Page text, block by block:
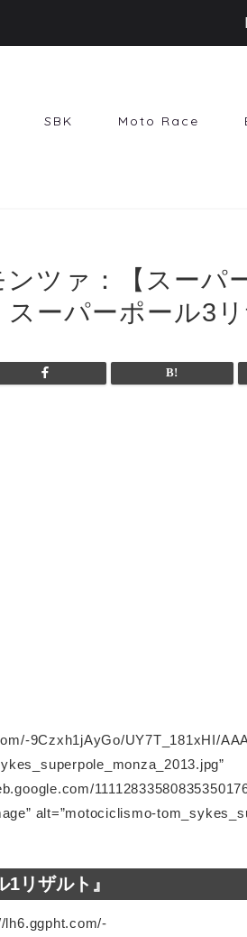
SBK Moto Race
ンツァ：【スーパ
ーパーポール3リ
9Czxh1jAyGo/UY7T_181xHI/
alt=”motociclismo-
1リザルト』
lh6.ggpht.com/-